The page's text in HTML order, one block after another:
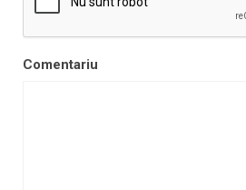
Comentariu